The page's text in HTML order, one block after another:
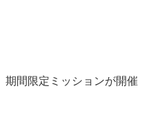
期間限定ミッションが開催